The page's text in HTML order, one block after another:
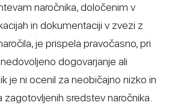
naročnika, določenim v
in dokumentaciji v zvezi z
je prispela pravočasno, pri
dogovarjanje ali
je ni ocenil za neobičajno nizko in
sredstev naročnika.